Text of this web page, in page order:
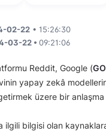
02-22 • 15:26:30
03-22 • 09:21:06
Reddit, Google (
yapay zekâ
üzere bir anlaşma
ilgili bilgisi olan